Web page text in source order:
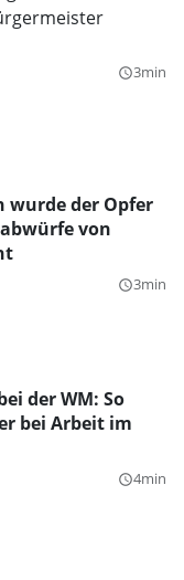
query_builder3min
wurde der Opfer
von
query_builder3min
der WM: So
bei Arbeit im
query_builder4min